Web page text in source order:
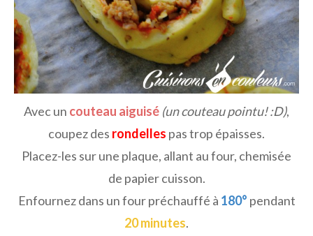
Avec un couteau aiguisé (un couteau pointu! :D),
coupez des rondelles pas trop épaisses.
Placez-les sur une plaque, allant au four, chemisée
de papier cuisson.
Enfournez dans un four préchauffé à 180° pendant
20 minutes.